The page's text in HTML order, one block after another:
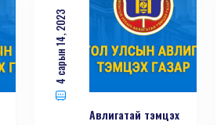
4 сарын 14, 2023
Авлигатай тэмцэх